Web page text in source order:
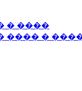
� ����
���� �